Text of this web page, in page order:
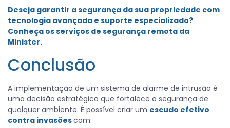
Deseja garantir a segurança da sua propriedade com
tecnologia avançada e suporte especializado?
Conheça os serviços de segurança remota da
Minister.
Conclusão
A implementação de um sistema de alarme de intrusão é
uma decisão estratégica que fortalece a segurança de
qualquer ambiente. É possível criar um escudo efetivo
contra invasõescom: